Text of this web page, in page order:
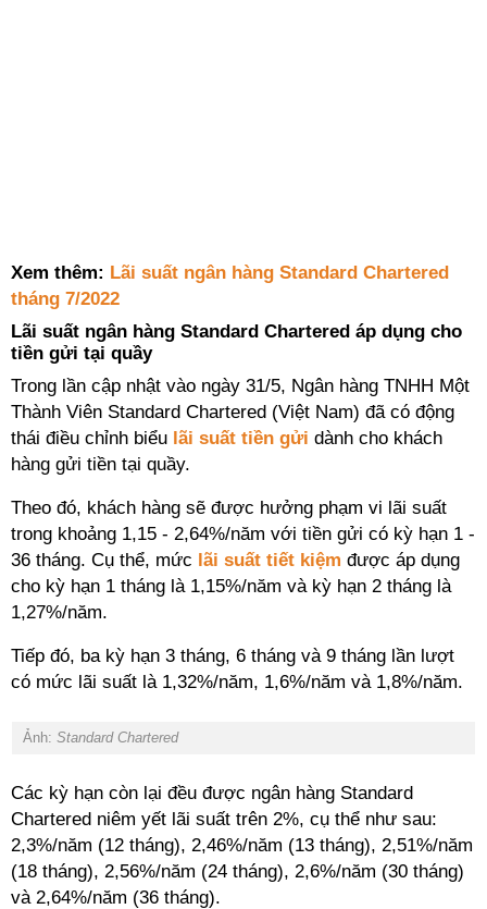
Xem thêm: Lãi suất ngân hàng Standard Chartered
tháng 7/2022
Lãi suất ngân hàng Standard Chartered áp dụng cho
tiền gửi tại quầy
Trong lần cập nhật vào ngày 31/5, Ngân hàng TNHH Một
Thành Viên Standard Chartered (Việt Nam) đã có động
thái điều chỉnh biểu lãi suất tiền gửi dành cho khách
hàng gửi tiền tại quầy.
Theo đó, khách hàng sẽ được hưởng phạm vi lãi suất
trong khoảng 1,15 - 2,64%/năm với tiền gửi có kỳ hạn 1 -
36 tháng. Cụ thể, mức lãi suất tiết kiệm được áp dụng
cho kỳ hạn 1 tháng là 1,15%/năm và kỳ hạn 2 tháng là
1,27%/năm.
Tiếp đó, ba kỳ hạn 3 tháng, 6 tháng và 9 tháng lần lượt
có mức lãi suất là 1,32%/năm, 1,6%/năm và 1,8%/năm.
Ảnh: Standard Chartered
Các kỳ hạn còn lại đều được ngân hàng Standard
Chartered niêm yết lãi suất trên 2%, cụ thể như sau:
2,3%/năm (12 tháng), 2,46%/năm (13 tháng), 2,51%/năm
(18 tháng), 2,56%/năm (24 tháng), 2,6%/năm (30 tháng)
và 2,64%/năm (36 tháng).